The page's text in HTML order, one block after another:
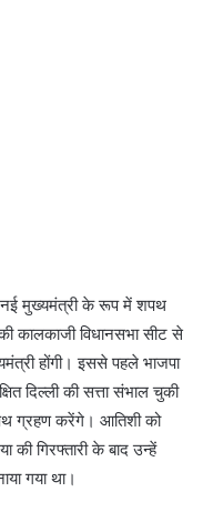
नई मुख्यमंत्री के रूप में शपथ
कालकाजी विधानसभा सीट से
होंगी। इससे पहले भाजपा
दिल्ली की सत्ता संभाल चुकी
ग्रहण करेंगे। आतिशी को
की गिरफ्तारी के बाद उन्हें
गया था।